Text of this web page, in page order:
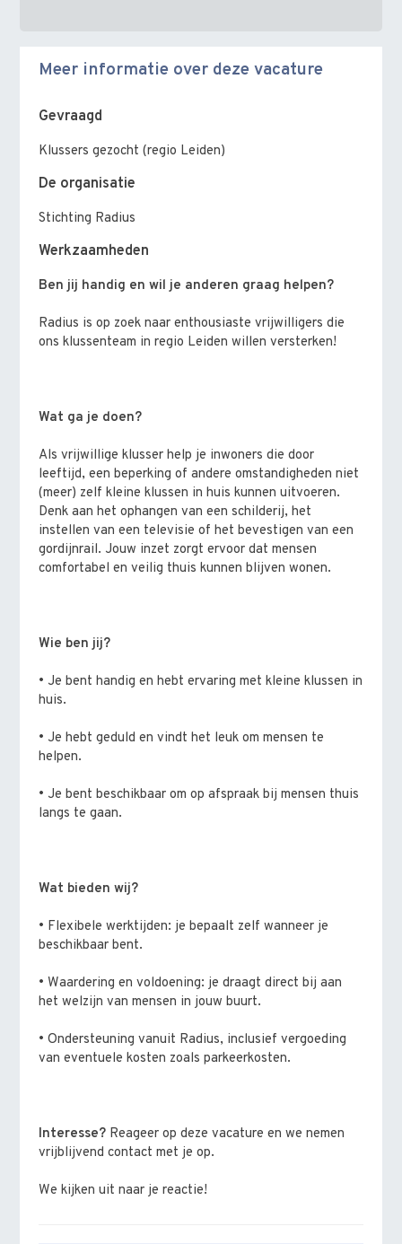
Meer informatie over deze vacature
Gevraagd
Klussers gezocht (regio Leiden)
De organisatie
Stichting Radius
Werkzaamheden
Ben jij handig en wil je anderen graag helpen?
Radius is op zoek naar enthousiaste vrijwilligers die
ons klussenteam in regio Leiden willen versterken!
Wat ga je doen?
Als vrijwillige klusser help je inwoners die door
leeftijd, een beperking of andere omstandigheden niet
(meer) zelf kleine klussen in huis kunnen uitvoeren.
Denk aan het ophangen van een schilderij, het
instellen van een televisie of het bevestigen van een
gordijnrail. Jouw inzet zorgt ervoor dat mensen
comfortabel en veilig thuis kunnen blijven wonen.
Wie ben jij?
• Je bent handig en hebt ervaring met kleine klussen in
huis.
• Je hebt geduld en vindt het leuk om mensen te
helpen.
• Je bent beschikbaar om op afspraak bij mensen thuis
langs te gaan.
Wat bieden wij?
• Flexibele werktijden: je bepaalt zelf wanneer je
beschikbaar bent.
• Waardering en voldoening: je draagt direct bij aan
het welzijn van mensen in jouw buurt.
• Ondersteuning vanuit Radius, inclusief vergoeding
van eventuele kosten zoals parkeerkosten.
Interesse?Reageer op deze vacature en we nemen
vrijblijvend contact met je op.
We kijken uit naar je reactie!